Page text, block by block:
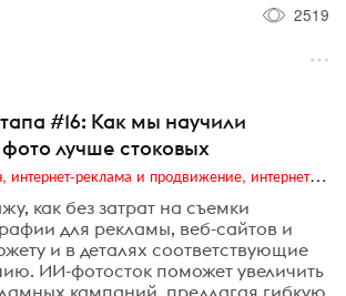
2519
#16: Как мы научили
лучше стоковых
Digital (web-дизайн, интернет-реклама и продвижение, интернет-сообщества и блоги, интернет-коммуникации, мобильный маркетинг, реклама на цифровых экранах)
как без затрат на съемки
для рекламы, веб-сайтов и
и в деталях соответствующие
ИИ-фотосток поможет увеличить
кампаний, предлагая гибкую